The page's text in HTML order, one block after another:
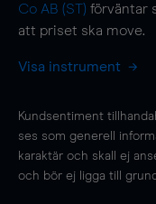
Co AB (ST) förväntar
att priset ska move.
Visa instrument
Kundsentiment
ses som generell
karaktär och skall ej
och bör ej ligga till